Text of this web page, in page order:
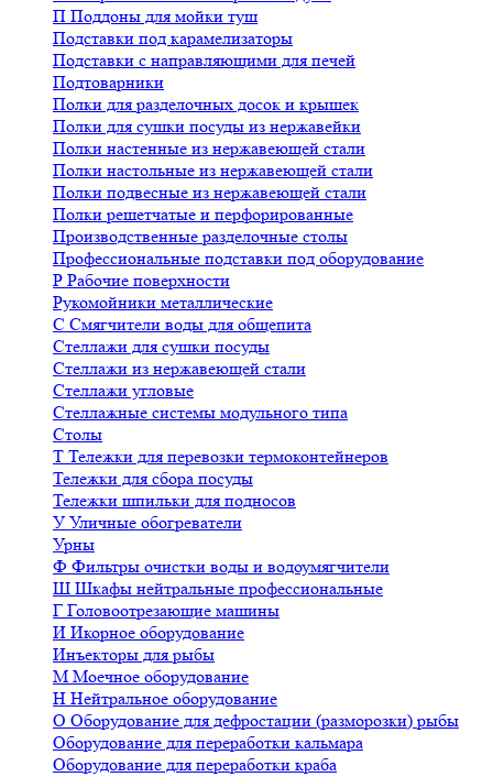
П Поддоны для мойки туш
Подставки под карамелизаторы
Подставки с направляющими для печей
Подтоварники
Полки для разделочных досок и крышек
Полки для сушки посуды из нержавейки
Полки настенные из нержавеющей стали
Полки настольные из нержавеющей стали
Полки подвесные из нержавеющей стали
Полки решетчатые и перфорированные
Производственные разделочные столы
Профессиональные подставки под оборудование
Р Рабочие поверхности
Рукомойники металлические
С Смягчители воды для общепита
Стеллажи для сушки посуды
Стеллажи из нержавеющей стали
Стеллажи угловые
Стеллажные системы модульного типа
Столы
Т Тележки для перевозки термоконтейнеров
Тележки для сбора посуды
Тележки шпильки для подносов
У Уличные обогреватели
Урны
Ф Фильтры очистки воды и водоумягчители
Ш Шкафы нейтральные профессиональные
Г Головоотрезающие машины
И Икорное оборудование
Инъекторы для рыбы
М Моечное оборудование
Н Нейтральное оборудование
О Оборудование для дефростации (разморозки) рыбы
Оборудование для переработки кальмара
Оборудование для переработки краба